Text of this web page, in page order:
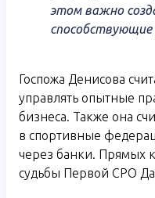
этом важно
Госпожа Денисова
управлять опытные
бизнеса. Также она
в спортивные
через банки. Прямых
судьбы Первой СРО